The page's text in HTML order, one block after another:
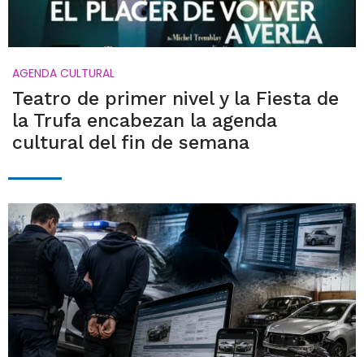
AGENDA CULTURAL
Teatro de primer nivel y la Fiesta de
la Trufa encabezan la agenda
cultural del fin de semana